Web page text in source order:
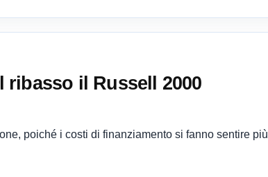
ribasso il Russell 2000
poiché i costi di finanziamento si fanno sentire più